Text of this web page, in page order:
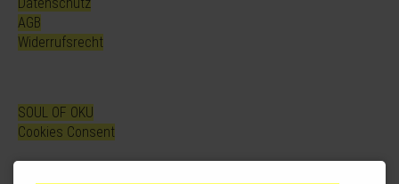
AGB
Widerrufsrecht
SOUL OF OKU
Cookies Consent